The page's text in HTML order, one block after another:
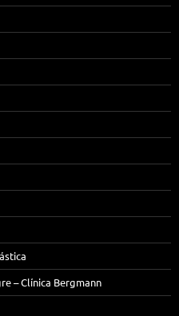
– Clínica Bergmann